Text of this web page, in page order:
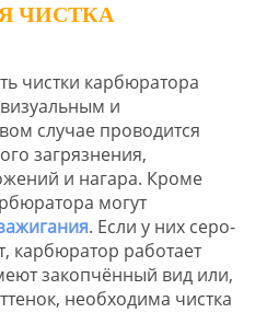
ЧИСТКА
чистки карбюратора
и
случае проводится
загрязнения,
и нагара. Кроме
могут
. Если у них серо-
карбюратор работает
закопчённый вид или,
необходима чистка